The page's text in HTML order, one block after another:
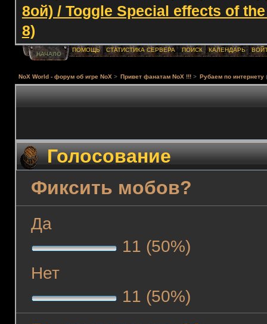
8ой) / Toggle Special effects of
8)
НАЧАЛО
ПОМОЩЬ СТАТИСТИКА СЕРВЕРА ПОИСК КАЛЕНДАРЬ
NoX World - форум об игре NoX > Привет фанатам NoX !!! > Рубаем по интернету
Голосование
Фиксить мобов?
Да
11 (50%)
Нет
11 (50%)